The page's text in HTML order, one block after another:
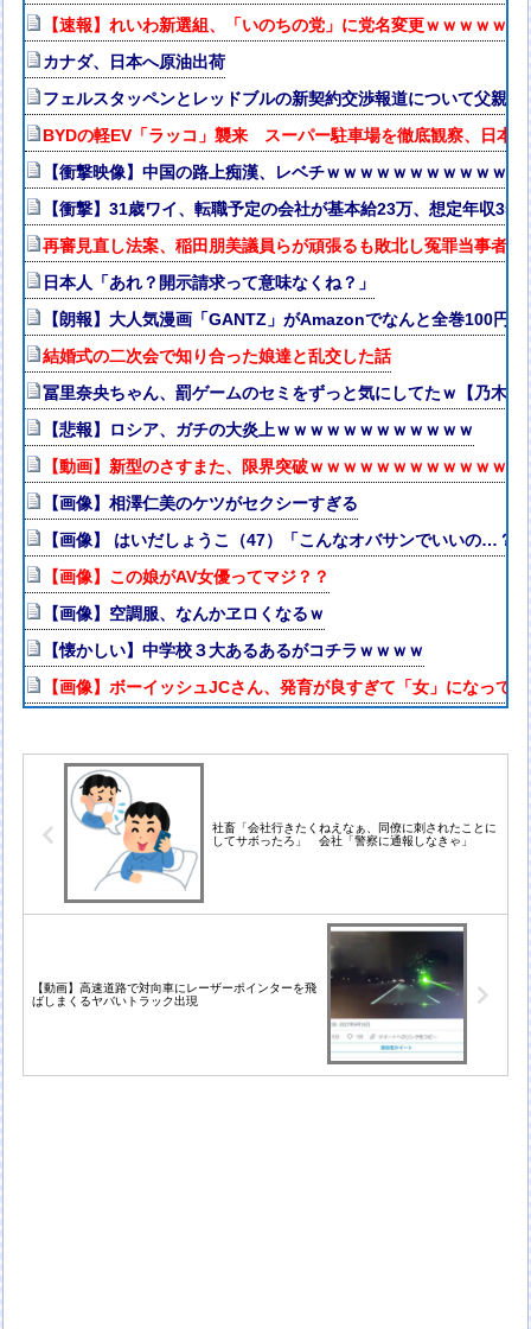
【速報】れいわ新選組、「いのちの党」に党名変更ｗｗｗｗｗｗ
カナダ、日本へ原油出荷
フェルスタッペンとレッドブルの新契約交渉報道について父親ヨ
BYDの軽EV「ラッコ」襲来 スーパー駐車場を徹底観察、日本
【衝撃映像】中国の路上痴漢、レベチｗｗｗｗｗｗｗｗｗｗｗ
【衝撃】31歳ワイ、転職予定の会社が基本給23万、想定年収
再審見直し法案、稲田朋美議員らが頑張るも敗北し冤罪当事者が
日本人「あれ？開示請求って意味なくね？」
【朗報】大人気漫画「GANTZ」がAmazonでなんと全巻100円
結婚式の二次会で知り合った娘達と乱交した話
冨里奈央ちゃん、罰ゲームのセミをずっと気にしてたｗ【乃木坂
【悲報】ロシア、ガチの大炎上ｗｗｗｗｗｗｗｗｗｗｗｗ
【動画】新型のさすまた、限界突破ｗｗｗｗｗｗｗｗｗｗｗｗｗ
【画像】相澤仁美のケツがセクシーすぎる
【画像】 はいだしょうこ（47）「こんなオバサンでいいの…？」
【画像】この娘がAV女優ってマジ？？
【画像】空調服、なんかヱロくなるｗ
【懐かしい】中学校３大あるあるがコチラｗｗｗｗ
【画像】ボーイッシュJCさん、発育が良すぎて「女」になって
社畜「会社行きたくねえなぁ、同僚に刺されたことに
してサボったろ」 会社「警察に通報しなきゃ」
【動画】高速道路で対向車にレーザーポインターを飛
ばしまくるヤバいトラック出現